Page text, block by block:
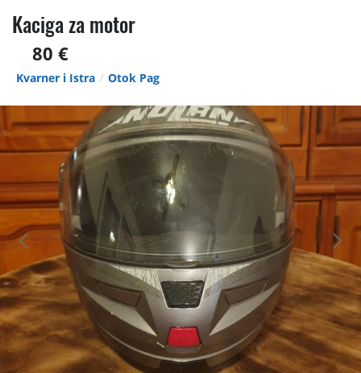
Kaciga za motor
80 €
Kvarner i Istra Otok Pag